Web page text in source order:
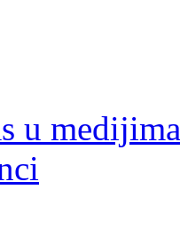
u medijima